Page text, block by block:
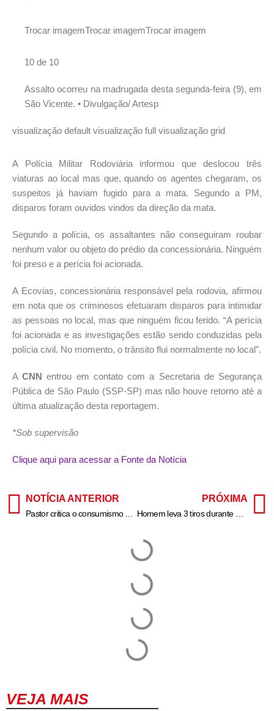
Trocar imagemTrocar imagemTrocar imagem
10 de 10
Assalto ocorreu na madrugada desta segunda-feira (9), em
São Vicente. • Divulgação/ Artesp
visualização default visualização full visualização grid
A Polícia Militar Rodoviária informou que deslocou três
viaturas ao local mas que, quando os agentes chegaram, os
suspeitos já haviam fugido para a mata. Segundo a PM,
disparos foram ouvidos vindos da direção da mata.
Segundo a polícia, os assaltantes não conseguiram roubar
nenhum valor ou objeto do prédio da concessionária. Ninguém
foi preso e a perícia foi acionada.
A Ecovias, concessionária responsável pela rodovia, afirmou
em nota que os criminosos efetuaram disparos para intimidar
as pessoas no local, mas que ninguém ficou ferido. “A perícia
foi acionada e as investigações estão sendo conduzidas pela
polícia civil. No momento, o trânsito flui normalmente no local”.
ACNN entrou em contato com a Secretaria de Segurança
Pública de São Paulo (SSP-SP) mas não houve retorno até a
última atualização desta reportagem.
*Sob supervisão
Clique aqui para acessar a Fonte da Notícia
NOTÍCIA ANTERIOR PRÓXIMA
VEJA MAIS